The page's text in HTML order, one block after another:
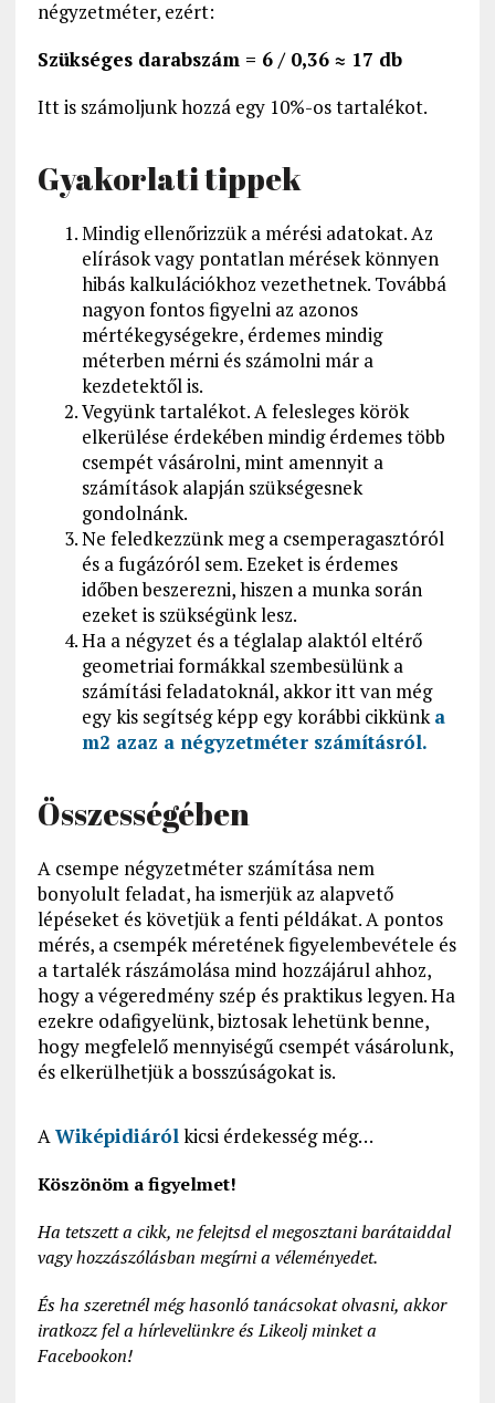
négyzetméter, ezért:
Szükséges darabszám = 6 / 0,36 ≈ 17 db
Itt is számoljunk hozzá egy 10%-os tartalékot.
Gyakorlati tippek
Mindig ellenőrizzük a mérési adatokat. Az
elírások vagy pontatlan mérések könnyen
hibás kalkulációkhoz vezethetnek. Továbbá
nagyon fontos figyelni az azonos
mértékegységekre, érdemes mindig
méterben mérni és számolni már a
kezdetektől is.
Vegyünk tartalékot. A felesleges körök
elkerülése érdekében mindig érdemes több
csempét vásárolni, mint amennyit a
számítások alapján szükségesnek
gondolnánk.
Ne feledkezzünk meg a csemperagasztóról
és a fugázóról sem. Ezeket is érdemes
időben beszerezni, hiszen a munka során
ezeket is szükségünk lesz.
Ha a négyzet és a téglalap alaktól eltérő
geometriai formákkal szembesülünk a
számítási feladatoknál, akkor itt van még
egy kis segítség képp egy korábbi cikkünka
m2 azaz a négyzetméter számításról.
Összességében
A csempe négyzetméter számítása nem
bonyolult feladat, ha ismerjük az alapvető
lépéseket és követjük a fenti példákat. A pontos
mérés, a csempék méretének figyelembevétele és
a tartalék rászámolása mind hozzájárul ahhoz,
hogy a végeredmény szép és praktikus legyen. Ha
ezekre odafigyelünk, biztosak lehetünk benne,
hogy megfelelő mennyiségű csempét vásárolunk,
és elkerülhetjük a bosszúságokat is.
AWiképidiárólkicsi érdekesség még…
Köszönöm a figyelmet!
Ha tetszett a cikk, ne felejtsd el megosztani barátaiddal
vagy hozzászólásban megírni a véleményedet.
És ha szeretnél még hasonló tanácsokat olvasni, akkor
iratkozz fel a hírlevelünkre és Likeolj minket a
Facebookon!